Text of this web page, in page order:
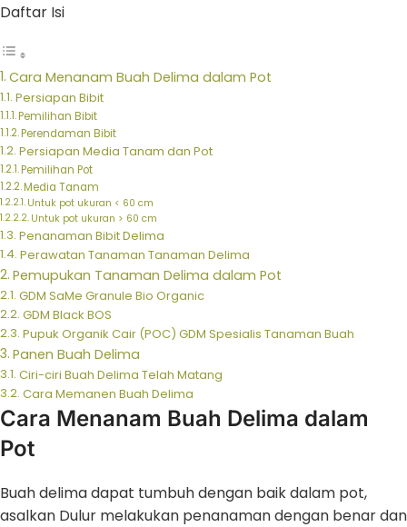
Daftar Isi
Cara Menanam Buah Delima dalam Pot
Persiapan Bibit
Pemilihan Bibit
Perendaman Bibit
Persiapan Media Tanam dan Pot
Pemilihan Pot
Media Tanam
Untuk pot ukuran < 60 cm
Untuk pot ukuran > 60 cm
Penanaman Bibit Delima
Perawatan Tanaman Tanaman Delima
Pemupukan Tanaman Delima dalam Pot
GDM SaMe Granule Bio Organic
GDM Black BOS
Pupuk Organik Cair (POC) GDM Spesialis Tanaman Buah
Panen Buah Delima
Ciri-ciri Buah Delima Telah Matang
Cara Memanen Buah Delima
Cara Menanam Buah Delima dalam
Pot
Buah delima dapat tumbuh dengan baik dalam pot,
asalkan Dulur melakukan penanaman dengan benar dan